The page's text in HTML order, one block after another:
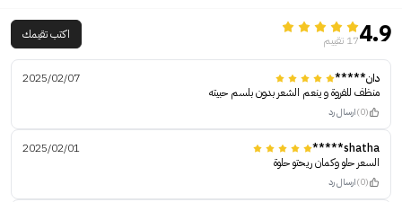
4.917 تقييم اكتب تقيمك
دان*****
2025/02/07
منظف للفروة و ينعم الشعر بدون بلسم حبيته
(0) ارسال رد
shatha*****
2025/02/01
السعر حلو وكمان ريحتو حلوة
(0) ارسال رد